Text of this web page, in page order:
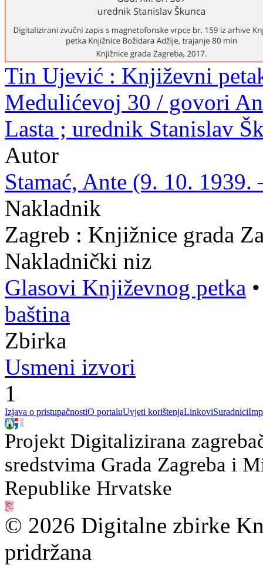
Tin Ujević : Književni
Medulićevoj 30 / govori
Lasta ; urednik Stanislav
Autor
Stamać, Ante (9. 10. 1939.
Nakladnik
Zagreb : Knjižnice grada
Nakladnički niz
Glasovi Književnog petka
baština
Zbirka
Usmeni izvori
1
Izjava o pristupačnostiO portaluUvjeti korištenjaLinkoviSuradnici
Projekt Digitalizirana
sredstvima Grada Zagreba i
Republike Hrvatske
© 2026 Digitalne zbirke
pridržana